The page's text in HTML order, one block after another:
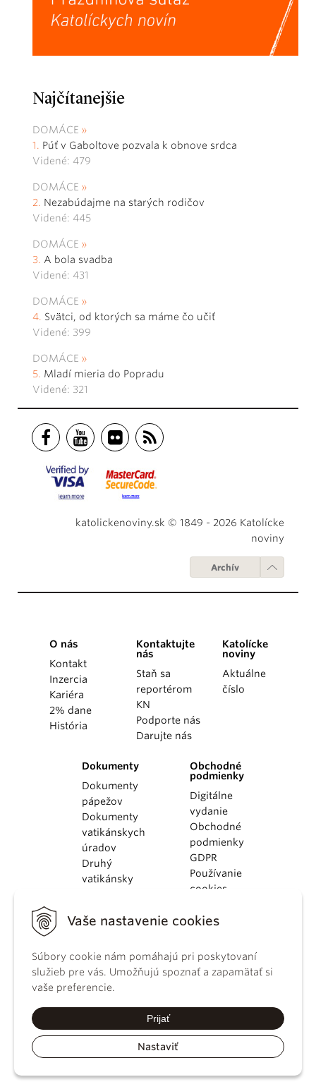
Vaše nastavenie cookies
Súbory cookie nám pomáhajú pri poskytovaní
služieb pre vás. Umožňujú spoznať a zapamätať si
vaše preferencie.
Prijať
Nastaviť
Najčítanejšie
DOMÁCE
Púť v Gaboltove pozvala k obnove srdca
Videné: 479
DOMÁCE
Nezabúdajme na starých rodičov
Videné: 445
DOMÁCE
A bola svadba
Videné: 431
DOMÁCE
Svätci, od ktorých sa máme čo učiť
Videné: 399
DOMÁCE
Mladí mieria do Popradu
Videné: 321
katolickenoviny.sk © 1849 - 2026 Katolícke
noviny
Archív
O nás
Kontakt
Inzercia
Kariéra
2% dane
História
Kontaktujte
nás
Staň sa
reportérom
KN
Podporte nás
Darujte nás
Katolícke
noviny
Aktuálne
číslo
Dokumenty
Dokumenty
pápežov
Dokumenty
vatikánskych
úradov
Druhý
vatikánsky
KBS
kánonického
práva
Katechizmus
Obchodné
podmienky
Digitálne
vydanie
Obchodné
podmienky
GDPR
Používanie
cookies